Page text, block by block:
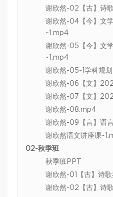
谢欣然-02【古】诗
谢欣然-04【今】文
~1.mp4
谢欣然-05【今】文
~1.mp4
谢欣然-05-1学科规
谢欣然-06【文】
谢欣然-07【文】
谢欣然-08.mp4
谢欣然-09【言】语
谢欣然语文讲座课
02-秋季班
秋季班PPT
谢欣然-01【古】诗
谢欣然-02【古】诗